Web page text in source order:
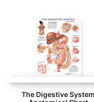
The Digestive System